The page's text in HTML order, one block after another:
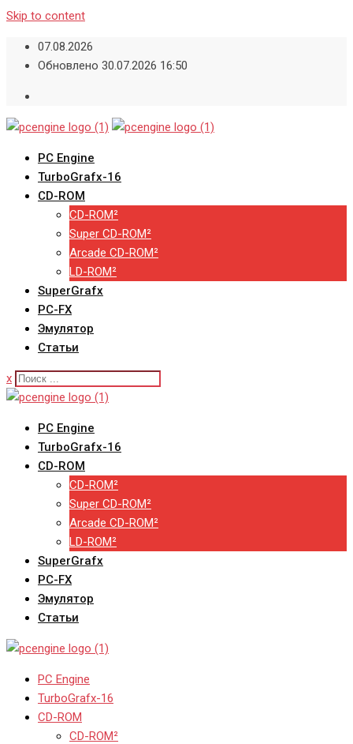
Skip to content
07.08.2026
Обновлено 30.07.2026 16:50
PC Engine
TurboGrafx-16
CD-ROM
CD-ROM²
Super CD-ROM²
Arcade CD-ROM²
LD-ROM²
SuperGrafx
PC-FX
Эмулятор
Статьи
x
PC Engine
TurboGrafx-16
CD-ROM
CD-ROM²
Super CD-ROM²
Arcade CD-ROM²
LD-ROM²
SuperGrafx
PC-FX
Эмулятор
Статьи
PC Engine
TurboGrafx-16
CD-ROM
CD-ROM²